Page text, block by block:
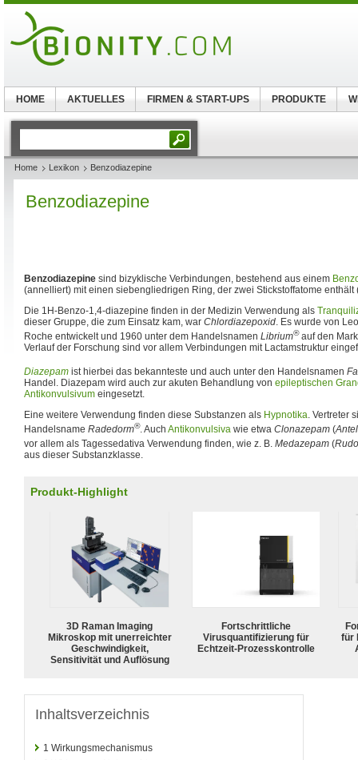
Home Lexikon Benzodiazepine
Benzodiazepine
Benzodiazepine sind bizyklische Verbindungen, bestehend aus einem
(annelliert) mit einen siebengliedrigen Ring, der zwei Stickstoffatome enthält
Die 1H-Benzo-1,4-diazepine finden in der Medizin Verwendung als
dieser Gruppe, die zum Einsatz kam, war Chlordiazepoxid. Es wurde von
Roche entwickelt und 1960 unter dem Handelsnamen Librium®auf den
Verlauf der Forschung sind vor allem Verbindungen mit Lactamstruktur
Diazepam ist hierbei das bekannteste und auch unter den Handelsnamen
Handel. Diazepam wird auch zur akuten Behandlung von epileptischen
Antikonvulsivum eingesetzt.
Eine weitere Verwendung finden diese Substanzen als Hypnotika. Vertreter
Handelsname Radedorm®. Auch Antikonvulsiva wie etwa Clonazepam (
vor allem als Tagessedativa Verwendung finden, wie z. B. Medazepam (
aus dieser Substanzklasse.
Produkt-Highlight
3D Raman Imaging
Mikroskop mit unerreichter
Geschwindigkeit,
Sensitivität und Auflösung
Fortschrittliche
Virusquantifizierung für
Echtzeit-Prozesskontrolle
für
Inhaltsverzeichnis
1 Wirkungsmechanismus
HOME AKTUELLES FIRMEN & START-UPS PRODUKTE